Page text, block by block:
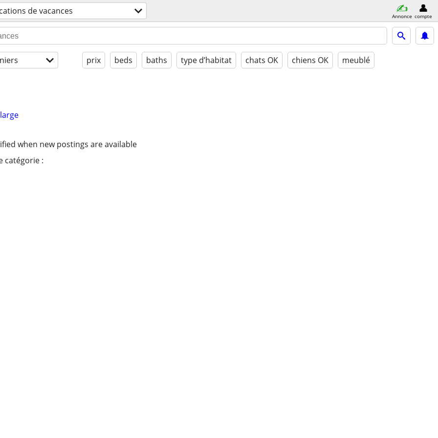
de vacances Annonce compte
prix beds baths type d’habitat chats OK chiens OK meublé
when new postings are available
catégorie :